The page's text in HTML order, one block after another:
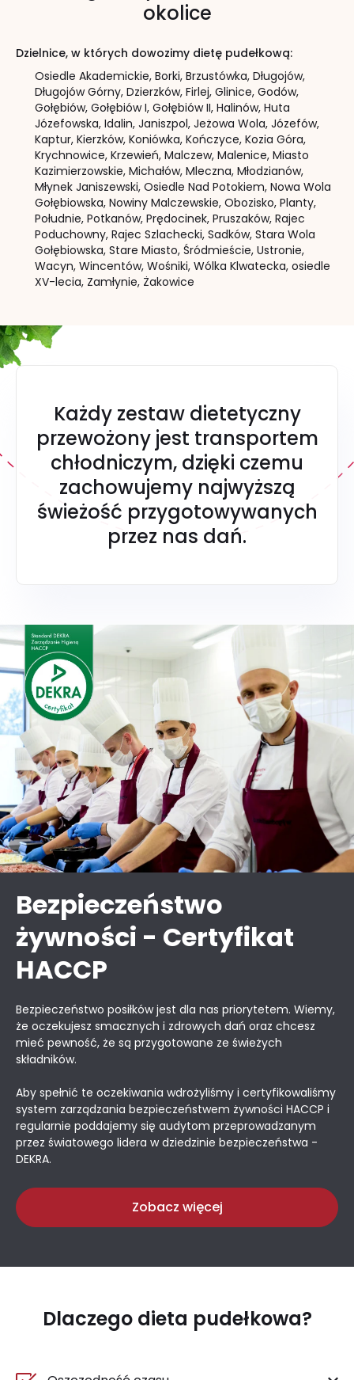
okolice
Dzielnice, w których dowozimy dietę pudełkową:
Osiedle Akademickie, Borki, Brzustówka, Długojów,
Długojów Górny, Dzierzków, Firlej, Glinice, Godów,
Gołębiów, Gołębiów I, Gołębiów II, Halinów, Huta
Józefowska, Idalin, Janiszpol, Jeżowa Wola, Józefów,
Kaptur, Kierzków, Koniówka, Kończyce, Kozia Góra,
Krychnowice, Krzewień, Malczew, Malenice, Miasto
Kazimierzowskie, Michałów, Mleczna, Młodzianów,
Młynek Janiszewski, Osiedle Nad Potokiem, Nowa Wola
Gołębiowska, Nowiny Malczewskie, Obozisko, Planty,
Południe, Potkanów, Prędocinek, Pruszaków, Rajec
Poduchowny, Rajec Szlachecki, Sadków, Stara Wola
Gołębiowska, Stare Miasto, Śródmieście, Ustronie,
Wacyn, Wincentów, Wośniki, Wólka Klwatecka, osiedle
XV-lecia, Zamłynie, Żakowice
Każdy zestaw dietetyczny
przewożony jest transportem
chłodniczym, dzięki czemu
zachowujemy najwyższą
świeżość przygotowywanych
przez nas dań.
Bezpieczeństwo
żywności - Certyfikat
HACCP
Bezpieczeństwo posiłków jest dla nas priorytetem. Wiemy,
że oczekujesz smacznych i zdrowych dań oraz chcesz
mieć pewność, że są przygotowane ze świeżych
składników.
Aby spełnić te oczekiwania wdrożyliśmy i certyfikowaliśmy
system zarządzania bezpieczeństwem żywności HACCP i
regularnie poddajemy się audytom przeprowadzanym
przez światowego lidera w dziedzinie bezpieczeństwa -
DEKRA.
Zobacz więcej
Dlaczego dieta pudełkowa?